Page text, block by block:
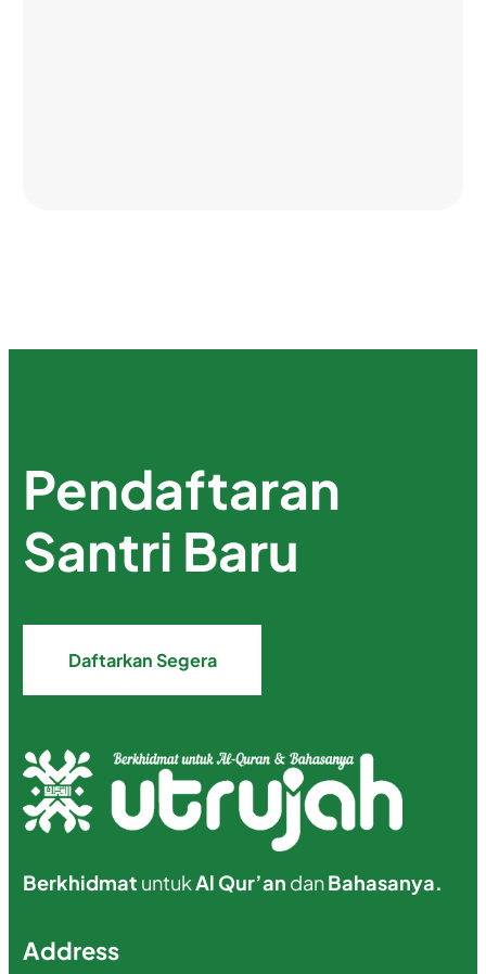
Pendaftaran
Santri Baru
Daftarkan Segera
Berkhidmat untukAl Qur’an danBahasanya.
Address